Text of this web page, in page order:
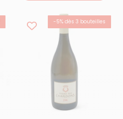
-5% dès 3 bouteilles